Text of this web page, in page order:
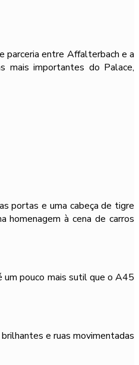
parceria entre Affalterbach e a
mais importantes do Palace,
portas e uma cabeça de tigre
homenagem à cena de carros
um pouco mais sutil que o A45
e ruas movimentadas